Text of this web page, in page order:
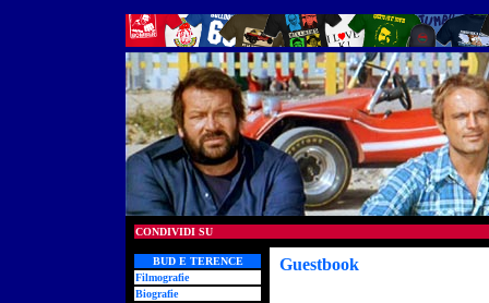
CONDIVIDI SU
BUD E TERENCE
Filmografie
Biografie
Guestbook